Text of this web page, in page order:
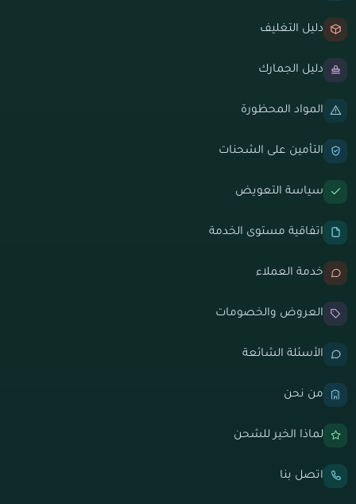
دليل التغليف
دليل الجمارك
المواد المحظورة
التأمين على الشحنات
سياسة التعويض
اتفاقية مستوى الخدمة
خدمة العملاء
العروض والخصومات
الأسئلة الشائعة
من نحن
لماذا الخير للشحن
اتصل بنا